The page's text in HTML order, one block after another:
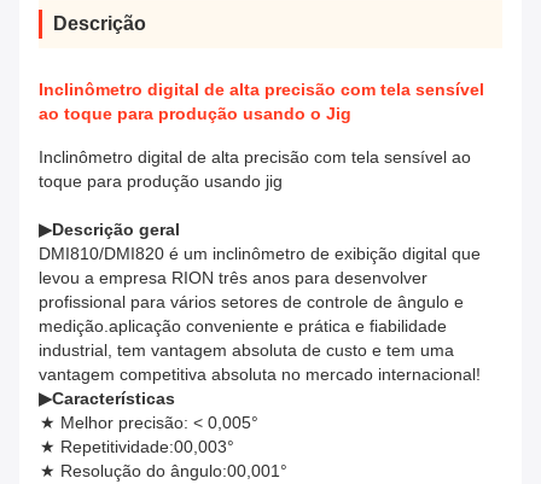
Descrição
Inclinômetro digital de alta precisão com tela sensível
ao toque para produção usando o Jig
Inclinômetro digital de alta precisão com tela sensível ao
toque para produção usando jig
▶Descrição geral
DMI810/DMI820 é um inclinômetro de exibição digital que
levou a empresa RION três anos para desenvolver
profissional para vários setores de controle de ângulo e
medição.aplicação conveniente e prática e fiabilidade
industrial, tem vantagem absoluta de custo e tem uma
vantagem competitiva absoluta no mercado internacional!
▶Características
★ Melhor precisão: < 0,005°
★ Repetitividade:00,003°
★ Resolução do ângulo:00,001°